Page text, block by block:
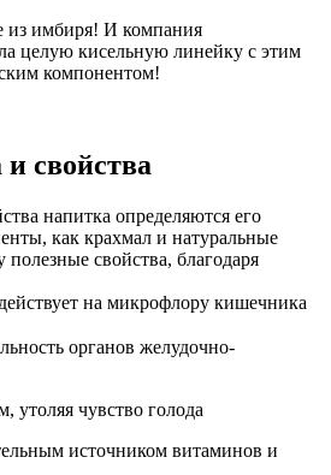
из имбиря! И компания
целую кисельную линейку с этим
компонентом!
свойства
напитка определяются его
как крахмал и натуральные
свойства, благодаря
на микрофлору кишечника
органов желудочно-
чувство голода
источником витаминов и